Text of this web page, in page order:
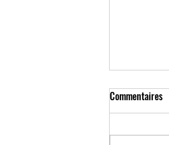
Commentaires